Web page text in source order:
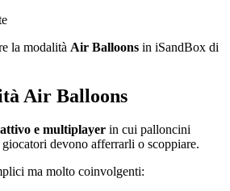
la modalità Air Balloons in iSandBox di
Air Balloons
e multiplayer in cui palloncini
devono afferrarli o scoppiare.
ma molto coinvolgenti: